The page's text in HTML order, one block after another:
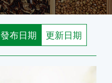
發布日期 更新日期